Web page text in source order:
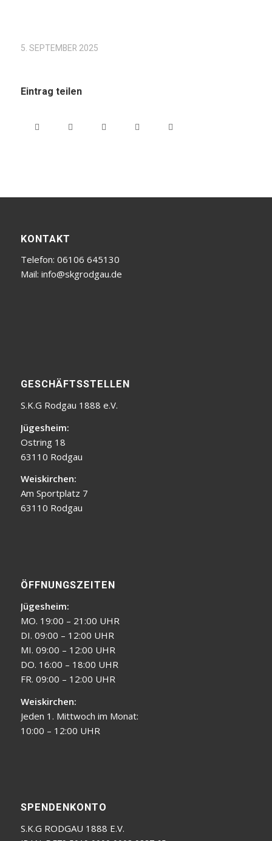
5. SEPTEMBER 2025
Eintrag teilen
KONTAKT
Telefon: 06106 645130
Mail: info@skgrodgau.de
GESCHÄFTSSTELLEN
S.K.G Rodgau 1888 e.V.
Jügesheim:
Ostring 18
63110 Rodgau
Weiskirchen:
Am Sportplatz 7
63110 Rodgau
ÖFFNUNGSZEITEN
Jügesheim:
MO. 19:00 – 21:00 UHR
DI. 09:00 – 12:00 UHR
MI. 09:00 – 12:00 UHR
DO. 16:00 – 18:00 UHR
FR. 09:00 – 12:00 UHR
Weiskirchen:
Jeden 1. Mittwoch im Monat:
10:00 – 12:00 UHR
SPENDENKONTO
S.K.G RODGAU 1888 E.V.